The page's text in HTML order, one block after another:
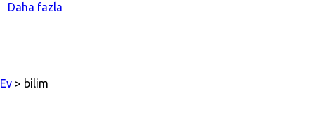
Daha fazla
Ev > bilim